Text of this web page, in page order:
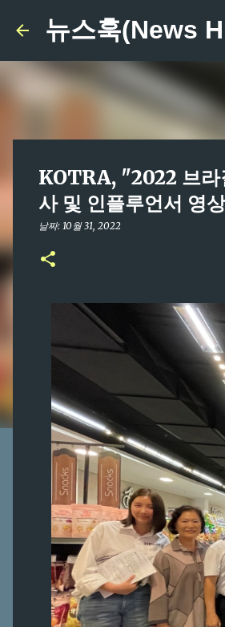
뉴스훅(News
KOTRA, "2022 브라
사 및 인플루언서 영
날짜: 10월 31, 2022